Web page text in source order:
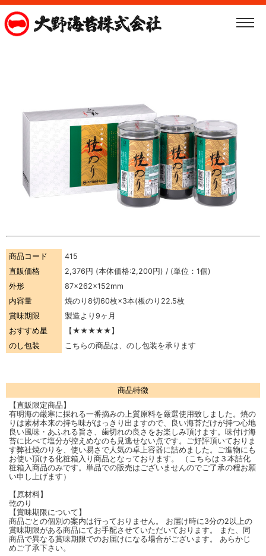
商品コード
415
直販価格
2,376円 (本体価格:2,200円) / (単位：1個)
外形
87×262×152mm
内容量
焼のり8切60枚×3本(板のり22.5枚
賞味期限
製造より9ヶ月
おすすめ星
【★★★★★】
のし包装
こちらの商品は、のし包装を承ります
商品特徴
【直販限定商品】
有明海の厳寒に採れる一番摘みの上質原料を厳選使用致しました。焼の
りは素材本来の持ち味がはっきり出ますので、良い海苔だけが持つ心地
良い風味・あふれる旨さ、歯切れの良さをお楽しみ頂けます。味付け海
苔に比べて塩分が控えめなのも見逃せない点です。ご好評頂いておりま
す弊社焼のりを、使い易さで人気の卓上容器に詰めました。ご進物にも
お使い頂ける化粧箱入り商品となっております。 （こちらは３本詰化
粧箱入商品のみです。単品での販売はございませんのでご了承の程お願
い申し上げます）
【原材料】
乾のり
【賞味期限について】
商品ごとの個別の案内は行っておりません。 お届け時に3分の2以上の
賞味期限がある商品にてお手配させていただいております。 また、同
商品で異なる賞味期限でのお届けになる場合がございます。 あらかじ
めご了承下さい。